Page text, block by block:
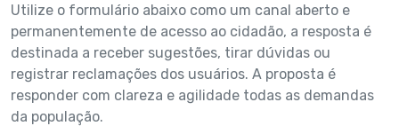
Utilize o formulário abaixo como um canal aberto e
permanentemente de acesso ao cidadão, a resposta é
destinada a receber sugestões, tirar dúvidas ou
registrar reclamações dos usuários. A proposta é
responder com clareza e agilidade todas as demandas
da população.